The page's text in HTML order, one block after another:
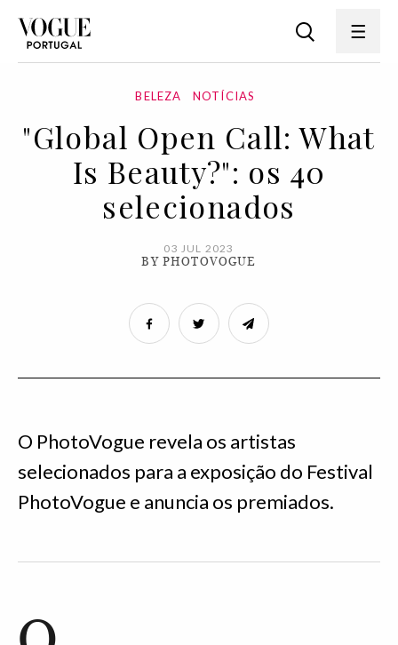
BELEZA NOTÍCIAS
"Global Open Call: What
Is Beauty?": os 40
selecionados
03 JUL 2023
BY PHOTOVOGUE
O PhotoVogue revela os artistas
selecionados para a exposição do Festival
PhotoVogue e anuncia os premiados.